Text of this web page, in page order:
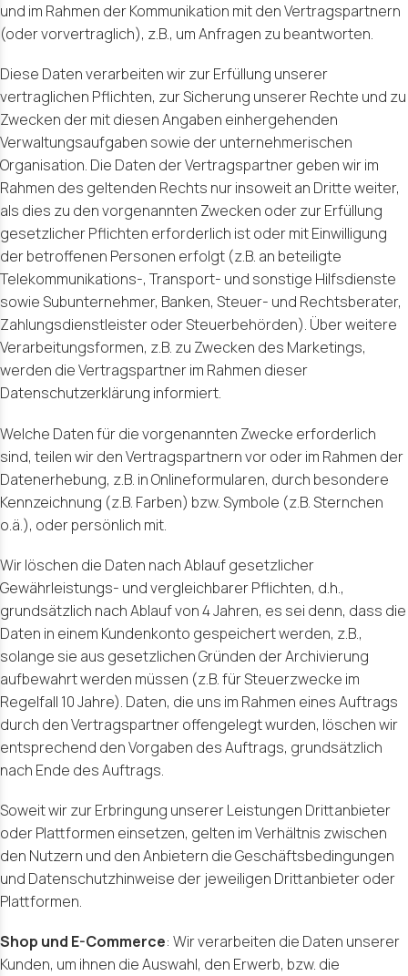
und im Rahmen der Kommunikation mit den Vertragspartnern
(oder vorvertraglich), z.B., um Anfragen zu beantworten.
Diese Daten verarbeiten wir zur Erfüllung unserer
vertraglichen Pflichten, zur Sicherung unserer Rechte und zu
Zwecken der mit diesen Angaben einhergehenden
Verwaltungsaufgaben sowie der unternehmerischen
Organisation. Die Daten der Vertragspartner geben wir im
Rahmen des geltenden Rechts nur insoweit an Dritte weiter,
als dies zu den vorgenannten Zwecken oder zur Erfüllung
gesetzlicher Pflichten erforderlich ist oder mit Einwilligung
der betroffenen Personen erfolgt (z.B. an beteiligte
Telekommunikations-, Transport- und sonstige Hilfsdienste
sowie Subunternehmer, Banken, Steuer- und Rechtsberater,
Zahlungsdienstleister oder Steuerbehörden). Über weitere
Verarbeitungsformen, z.B. zu Zwecken des Marketings,
werden die Vertragspartner im Rahmen dieser
Datenschutzerklärung informiert.
Welche Daten für die vorgenannten Zwecke erforderlich
sind, teilen wir den Vertragspartnern vor oder im Rahmen der
Datenerhebung, z.B. in Onlineformularen, durch besondere
Kennzeichnung (z.B. Farben) bzw. Symbole (z.B. Sternchen
o.ä.), oder persönlich mit.
Wir löschen die Daten nach Ablauf gesetzlicher
Gewährleistungs- und vergleichbarer Pflichten, d.h.,
grundsätzlich nach Ablauf von 4 Jahren, es sei denn, dass die
Daten in einem Kundenkonto gespeichert werden, z.B.,
solange sie aus gesetzlichen Gründen der Archivierung
aufbewahrt werden müssen (z.B. für Steuerzwecke im
Regelfall 10 Jahre). Daten, die uns im Rahmen eines Auftrags
durch den Vertragspartner offengelegt wurden, löschen wir
entsprechend den Vorgaben des Auftrags, grundsätzlich
nach Ende des Auftrags.
Soweit wir zur Erbringung unserer Leistungen Drittanbieter
oder Plattformen einsetzen, gelten im Verhältnis zwischen
den Nutzern und den Anbietern die Geschäftsbedingungen
und Datenschutzhinweise der jeweiligen Drittanbieter oder
Plattformen.
Shop und E-Commerce: Wir verarbeiten die Daten unserer
Kunden, um ihnen die Auswahl, den Erwerb, bzw. die